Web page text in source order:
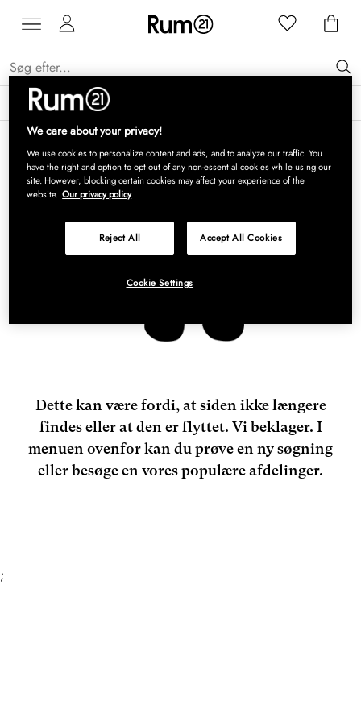
Få 15 % på Grythyttan Stålmöbler* →
Dette kan være fordi, at siden ikke længere
findes eller at den er flyttet. Vi beklager. I
menuen ovenfor kan du prøve en ny søgning
eller besøge en vores populære afdelinger.
;
We care about your privacy!
We use cookies to personalize content and ads, and to analyze our traffic. You
have the right and option to opt out of any non-essential cookies while using our
site. However, blocking certain cookies may affect your experience of the
website. Our privacy policy
Reject All Accept All Cookies
Cookie Settings